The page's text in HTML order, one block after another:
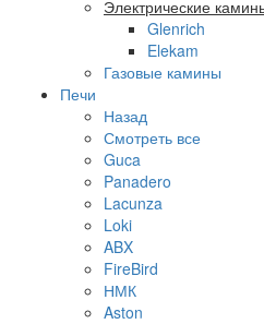
Электрические
Glenrich
Elekam
Газовые камины
Печи
Назад
Смотреть все
Guca
Panadero
Lacunza
Loki
ABX
FireBird
НМК
Aston